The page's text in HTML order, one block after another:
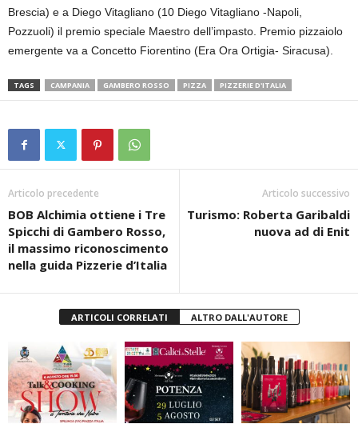
Brescia) e a Diego Vitagliano (10 Diego Vitagliano -Napoli,
Pozzuoli) il premio speciale Maestro dell’impasto. Premio pizzaiolo
emergente va a Concetto Fiorentino (Era Ora Ortigia- Siracusa).
TAGS CAMPANIA GAMBERO ROSSO PIZZA PIZZERIE D'ITALIA
Articolo precedente
BOB Alchimia ottiene i Tre
Spicchi di Gambero Rosso,
il massimo riconoscimento
nella guida Pizzerie d’Italia
Articolo successivo
Turismo: Roberta Garibaldi
nuova ad di Enit
ARTICOLI CORRELATI ALTRO DALL'AUTORE